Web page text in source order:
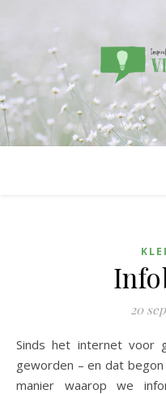
20
Sinds het internet voor gewone mensen toegankelijk is
geworden – en dat
manier waarop we